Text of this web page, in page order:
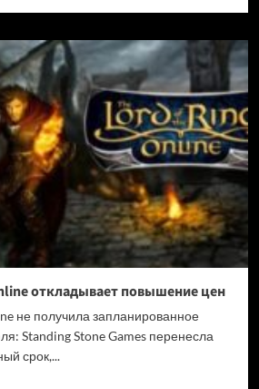
откладывает повышение цен
не получила запланированное
Standing Stone Games перенесла
срок,...